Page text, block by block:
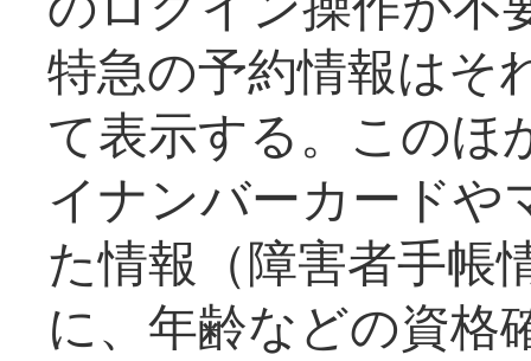
特急の予約情報はそ
て表示する。このほ
イナンバーカードや
た情報（障害者手帳
に、年齢などの資格